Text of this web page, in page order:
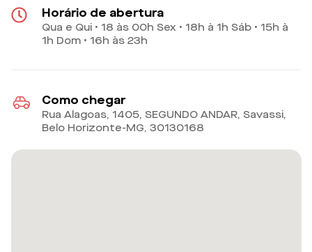
Horário de abertura
Qua e Qui • 18 às 00h Sex • 18h à 1h Sáb • 15h à
1h Dom • 16h às 23h
Como chegar
Rua Alagoas, 1405, SEGUNDO ANDAR, Savassi,
Belo Horizonte-MG,30130168